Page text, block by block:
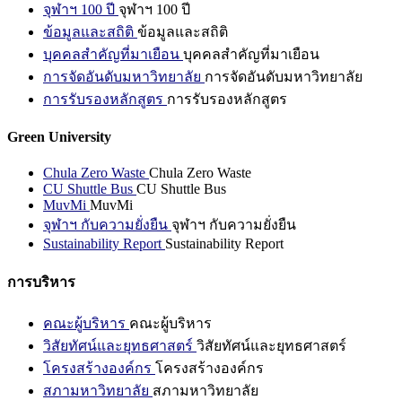
จุฬาฯ 100 ปี จุฬาฯ 100 ปี
ข้อมูลและสถิติ ข้อมูลและสถิติ
บุคคลสำคัญที่มาเยือน บุคคลสำคัญที่มาเยือน
การจัดอันดับมหาวิทยาลัย การจัดอันดับมหาวิทยาลัย
การรับรองหลักสูตร การรับรองหลักสูตร
Green University
Chula Zero Waste Chula Zero Waste
CU Shuttle Bus CU Shuttle Bus
MuvMi MuvMi
จุฬาฯ กับความยั่งยืน จุฬาฯ กับความยั่งยืน
Sustainability Report Sustainability Report
การบริหาร
คณะผู้บริหาร คณะผู้บริหาร
วิสัยทัศน์และยุทธศาสตร์ วิสัยทัศน์และยุทธศาสตร์
โครงสร้างองค์กร โครงสร้างองค์กร
สภามหาวิทยาลัย สภามหาวิทยาลัย